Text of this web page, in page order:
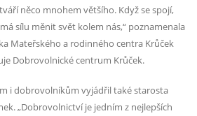
něco mnohem většího. Když se spojí,
sílu měnit svět kolem nás,“ poznamenala
Mateřského a rodinného centra Krůček
Dobrovolnické centrum Krůček.
i dobrovolníkům vyjádřil také starosta
„Dobrovolnictví je jedním z nejlepších